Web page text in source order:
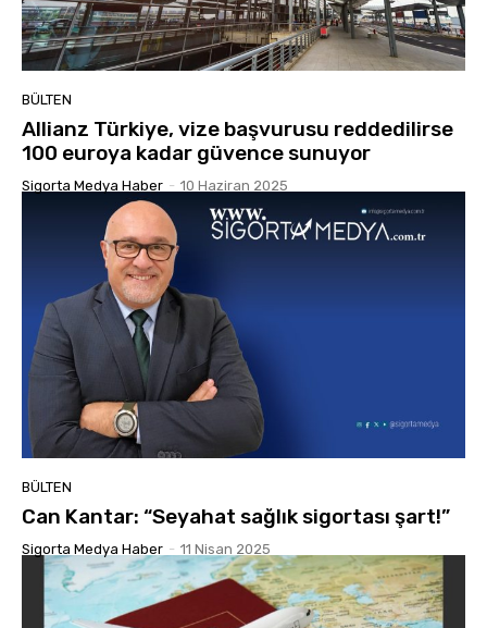
BÜLTEN
Allianz Türkiye, vize başvurusu reddedilirse
100 euroya kadar güvence sunuyor
Sigorta Medya Haber - 10 Haziran 2025
BÜLTEN
Can Kantar: “Seyahat sağlık sigortası şart!”
Sigorta Medya Haber - 11 Nisan 2025